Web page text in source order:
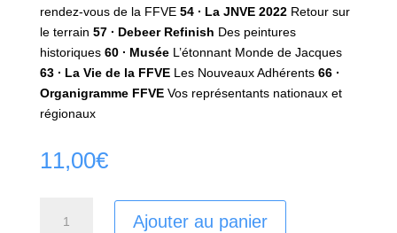
rendez-vous de la FFVE 54 ∙ La JNVE 2022Retour sur
le terrain 57 ∙ Debeer Refinish Des peintures
historiques 60 ∙ MuséeL’étonnant Monde de Jacques
63 ∙ La Vie de la FFVELes Nouveaux Adhérents 66 ∙
Organigramme FFVEVos représentants nationaux et
régionaux
11,00€
Ajouter au panier